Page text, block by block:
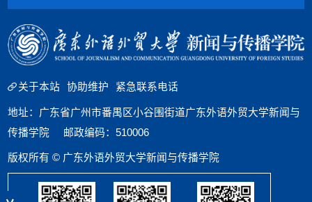
关于本站 协助维护 紧急联系电话
地址：广东省广州市番禺区小谷围街道广东外语外贸大学新闻与
传播学院 邮政编码：510006
版权所有 © 广东外语外贸大学新闻与传播学院